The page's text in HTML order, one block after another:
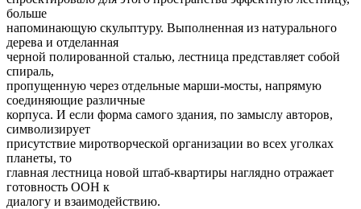
больше
напоминающую скульптуру. Выполненная из натурального
дерева и отделанная
черной полированной сталью, лестница представляет собой
спираль,
пропущенную через отдельные марши-мосты, напрямую
соединяющие различные
корпуса. И если форма самого здания, по замыслу авторов,
символизирует
присутствие миротворческой организации во всех уголках
планеты, то
главная лестница новой штаб-квартиры наглядно отражает
готовность ООН к
диалогу и взаимодействию.